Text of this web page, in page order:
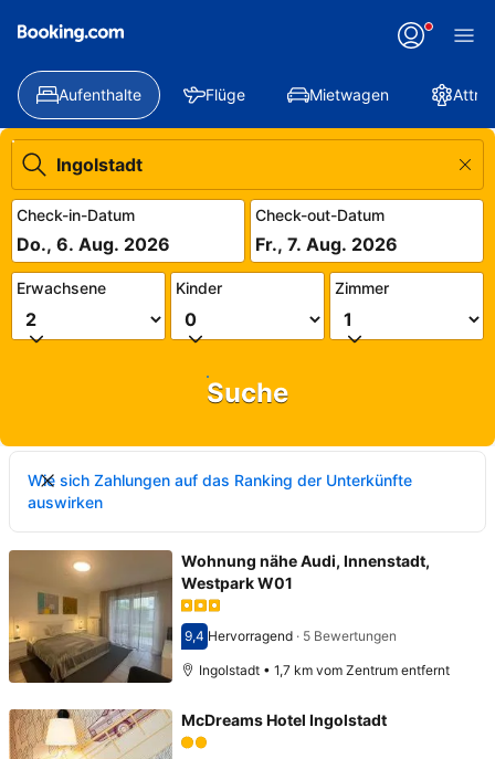
Aufenthalte Flüge Mietwagen
Check-in-Datum
Do., 6. Aug. 2026
Check-out-Datum
Fr., 7. Aug. 2026
Erwachsene Kinder Zimmer
Suche
Wie sich Zahlungen auf das Ranking der Unterkünfte
auswirken
Wohnung nähe Audi, Innenstadt,
Westpark W01
Bewertet mit 9,4
9,4 Hervorragend· 5 Bewertungen
Ingolstadt • 1,7 km vom Zentrum entfernt
McDreams Hotel Ingolstadt